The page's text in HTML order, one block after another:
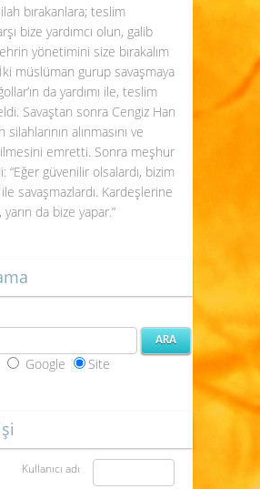
bırakanlara; teslim
bize yardımcı olun, galib
yönetimini size bırakalım
müslüman gurup savaşmaya
da yardımı ile, teslim
Savaştan sonra Cengiz Han
alınmasını ve
emretti. Sonra meşhur
“Eğer güvenilir olsalardı, bizim
savaşmazlardı. Kardeşlerine
da bize yapar.”
Google Site
Kullanıcı adı